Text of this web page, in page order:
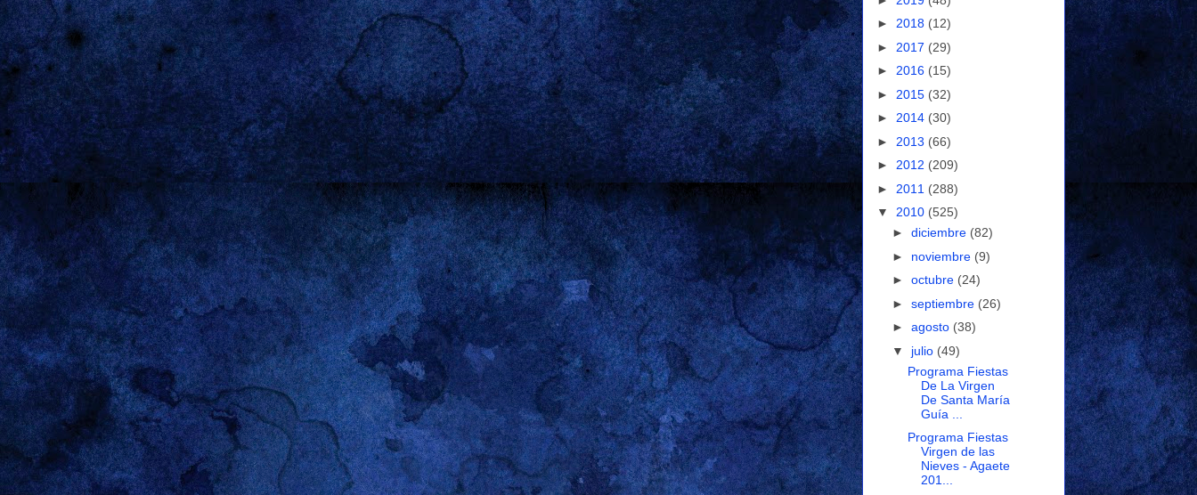
► 2018 (12)
► 2017 (29)
► 2016 (15)
► 2015 (32)
► 2014 (30)
► 2013 (66)
► 2012 (209)
► 2011 (288)
▼ 2010 (525)
► diciembre (82)
► noviembre (9)
► octubre (24)
► septiembre (26)
► agosto (38)
▼ julio (49)
Programa Fiestas
De La Virgen
De Santa María
Guía ...
Programa Fiestas
Virgen de las
Nieves - Agaete
201...